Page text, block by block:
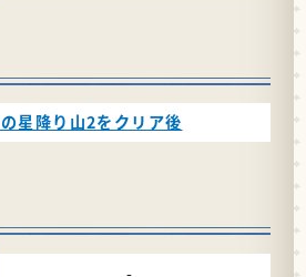
星降り山2をクリア後
-